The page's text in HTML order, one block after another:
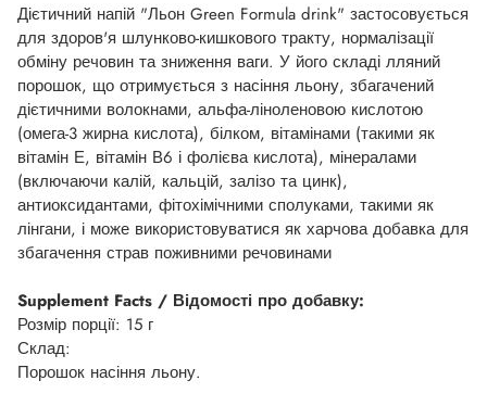
Дієтичний напій "Льон Green Formula drink" застосовується
для здоров'я шлунково-кишкового тракту, нормалізації
обміну речовин та зниження ваги. У його складі лляний
порошок, що отримується з насіння льону, збагачений
дієтичними волокнами, альфа-ліноленовою кислотою
(омега-3 жирна кислота), білком, вітамінами (такими як
вітамін Е, вітамін В6 і фолієва кислота), мінералами
(включаючи калій, кальцій, залізо та цинк),
антиоксидантами, фітохімічними сполуками, такими як
лінгани, і може використовуватися як харчова добавка для
збагачення страв поживними речовинами
Supplement Facts / Відомості про добавку:
Розмір порції: 15 г
Склад:
Порошок насіння льону.